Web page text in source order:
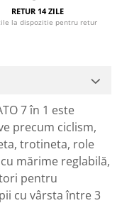
RETUR 14 ZILE
la dispozitie pentru retur
7 în 1 este
precum ciclism,
trotineta, role
mărime reglabilă,
pentru
cu vârsta între 3